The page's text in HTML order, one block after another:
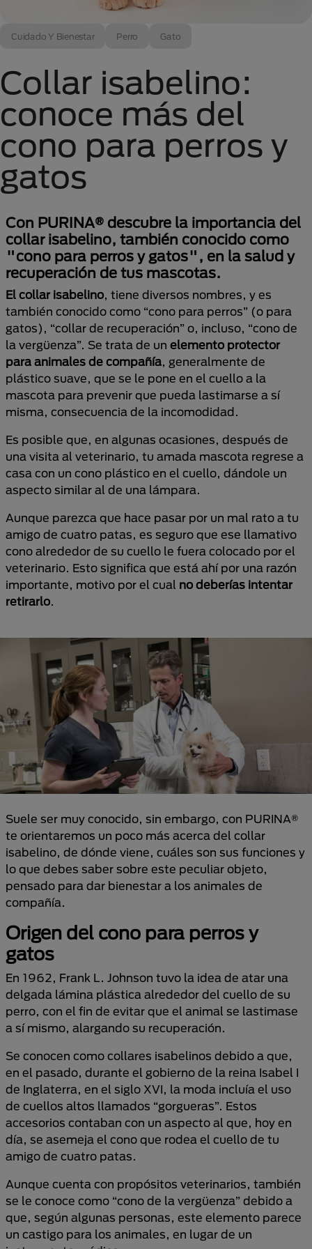
Cuidado Y Bienestar Perro Gato
Collar isabelino:
conoce más del
cono para perros y
gatos
Con PURINA® descubre la importancia del
collar isabelino, también conocido como
"cono para perros y gatos", en la salud y
recuperación de tus mascotas.
El collar isabelino, tiene diversos nombres, y es
también conocido como “cono para perros” (o para
gatos), “collar de recuperación” o, incluso, “cono de
la vergüenza”. Se trata de un elemento protector
para animales de compañía, generalmente de
plástico suave, que se le pone en el cuello a la
mascota para prevenir que pueda lastimarse a sí
misma, consecuencia de la incomodidad.
Es posible que, en algunas ocasiones, después de
una visita al veterinario, tu amada mascota regrese a
casa con un cono plástico en el cuello, dándole un
aspecto similar al de una lámpara.
Aunque parezca que hace pasar por un mal rato a tu
amigo de cuatro patas, es seguro que ese llamativo
cono alrededor de su cuello le fuera colocado por el
veterinario. Esto significa que está ahí por una razón
importante, motivo por el cual no deberías intentar
retirarlo.
Suele ser muy conocido, sin embargo, con PURINA®
te orientaremos un poco más acerca del collar
isabelino, de dónde viene, cuáles son sus funciones y
lo que debes saber sobre este peculiar objeto,
pensado para dar bienestar a los animales de
compañía.
Origen del cono para perros y
gatos
En 1962, Frank L. Johnson tuvo la idea de atar una
delgada lámina plástica alrededor del cuello de su
perro, con el fin de evitar que el animal se lastimase
a sí mismo, alargando su recuperación.
Se conocen como collares isabelinos debido a que,
en el pasado, durante el gobierno de la reina Isabel I
de Inglaterra, en el siglo XVI, la moda incluía el uso
de cuellos altos llamados “gorgueras”. Estos
accesorios contaban con un aspecto al que, hoy en
día, se asemeja el cono que rodea el cuello de tu
amigo de cuatro patas.
Aunque cuenta con propósitos veterinarios, también
se le conoce como “cono de la vergüenza” debido a
que, según algunas personas, este elemento parece
un castigo para los animales, en lugar de un